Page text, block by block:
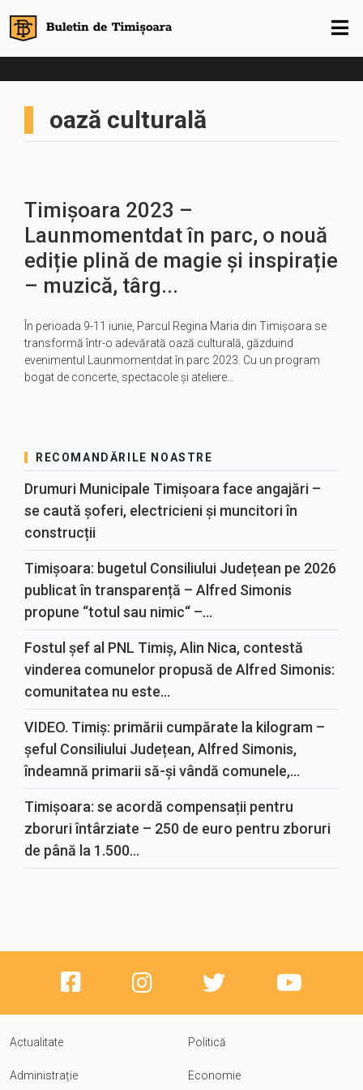
oază culturală
Timișoara 2023 –
Launmomentdat în parc, o nouă
ediție plină de magie și inspirație
– muzică, târg...
În perioada 9-11 iunie, Parcul Regina Maria din Timișoara se
transformă într-o adevărată oază culturală, găzduind
evenimentul Launmomentdat în parc 2023. Cu un program
bogat de concerte, spectacole și ateliere…
RECOMANDĂRILE NOASTRE
Drumuri Municipale Timișoara face angajări –
se caută șoferi, electricieni și muncitori în
construcții
Timișoara: bugetul Consiliului Județean pe 2026
publicat în transparență – Alfred Simonis
propune “totul sau nimic“ –...
Fostul șef al PNL Timiș, Alin Nica, contestă
vinderea comunelor propusă de Alfred Simonis:
comunitatea nu este...
VIDEO. Timiș: primării cumpărate la kilogram –
șeful Consiliului Județean, Alfred Simonis,
îndeamnă primarii să-și vândă comunele,...
Timișoara: se acordă compensații pentru
zboruri întârziate – 250 de euro pentru zboruri
de până la 1.500...
Actualitate Politică
Administrație Economie